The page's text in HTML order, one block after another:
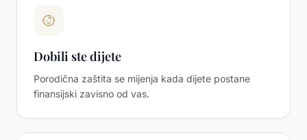
Dobili ste dijete
Porodična zaštita se mijenja kada dijete postane
finansijski zavisno od vas.